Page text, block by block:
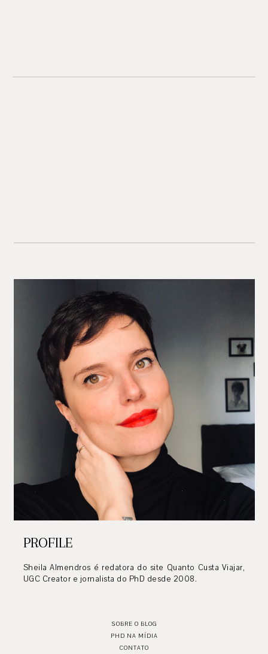
PROFILE
Sheila Almendros é redatora do site Quanto Custa Viajar,
UGC Creator e jornalista do PhD desde 2008.
SOBRE O BLOG
PHD NA MÍDIA
CONTATO